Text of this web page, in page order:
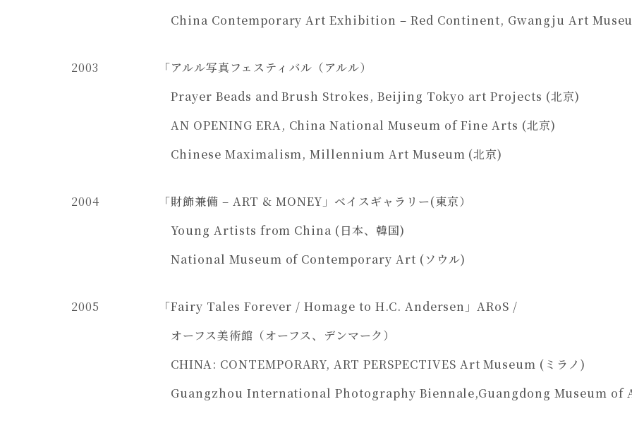
China Contemporary Art Exhibition – Red Continent, Gwangju Art
2003
「アルル写真フェスティバル（アルル）
Prayer Beads and Brush Strokes, Beijing Tokyo art Projects (北京)
AN OPENING ERA, China National Museum of Fine Arts (北京)
Chinese Maximalism, Millennium Art Museum (北京)
2004 「財飾兼備 – ART & MONEY 」ベイスギャラリー(東京）
Young Artists from China (日本、韓国)
National Museum of Contemporary Art (ソウル)
2005
「Fairy Tales Forever / Homage to H.C. Andersen」ARoS /
オーフス美術館（オーフス、デンマーク）
CHINA: CONTEMPORARY, ART PERSPECTIVES Art Museum (ミラノ)
Guangzhou International Photography Biennale,Guangdong Museum of